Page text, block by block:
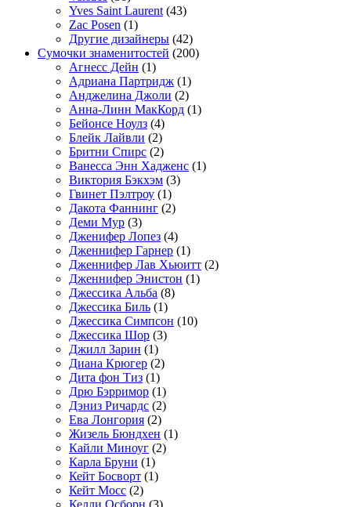
Yves Saint Laurent (43)
Zac Posen (1)
Другие дизайнеры (42)
Сумочки знаменитостей (200)
Агнесс Дейн (1)
Адриана Партридж (1)
Анджелина Джоли (2)
Анна-Линн МакКорд (1)
Бейонсе Ноулз (4)
Блейк Лайвли (2)
Бритни Спирс (2)
Ванесса Энн Хадженс (1)
Виктория Бэкхэм (3)
Гвинет Пэлтроу (1)
Дакота Фаннинг (2)
Деми Мур (3)
Дженифер Лопез (4)
Дженнифер Гарнер (1)
Дженнифер Лав Хьюитт (2)
Дженнифер Энистон (1)
Джессика Альба (8)
Джессика Биль (1)
Джессика Симпсон (10)
Джессика Шор (3)
Джилл Зарин (1)
Диана Крюгер (2)
Дита фон Тиз (1)
Дрю Бэрримор (1)
Дэниз Ричардс (2)
Ева Лонгория (2)
Жизель Бюндхен (1)
Кайли Миноуг (2)
Карла Бруни (1)
Кейт Босворт (1)
Кейт Мосс (2)
Келли Осборн (3)